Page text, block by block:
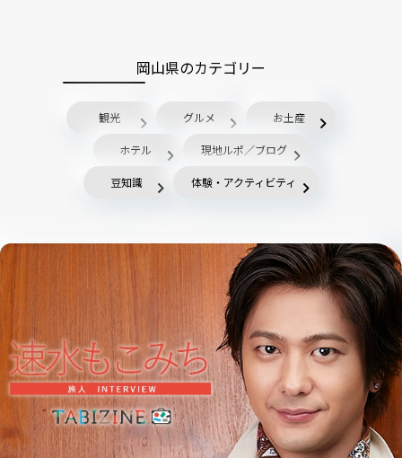
岡山県のカテゴリー
観光 グルメ お土産
ホテル 現地ルポ／ブログ
豆知識 体験・アクティビティ